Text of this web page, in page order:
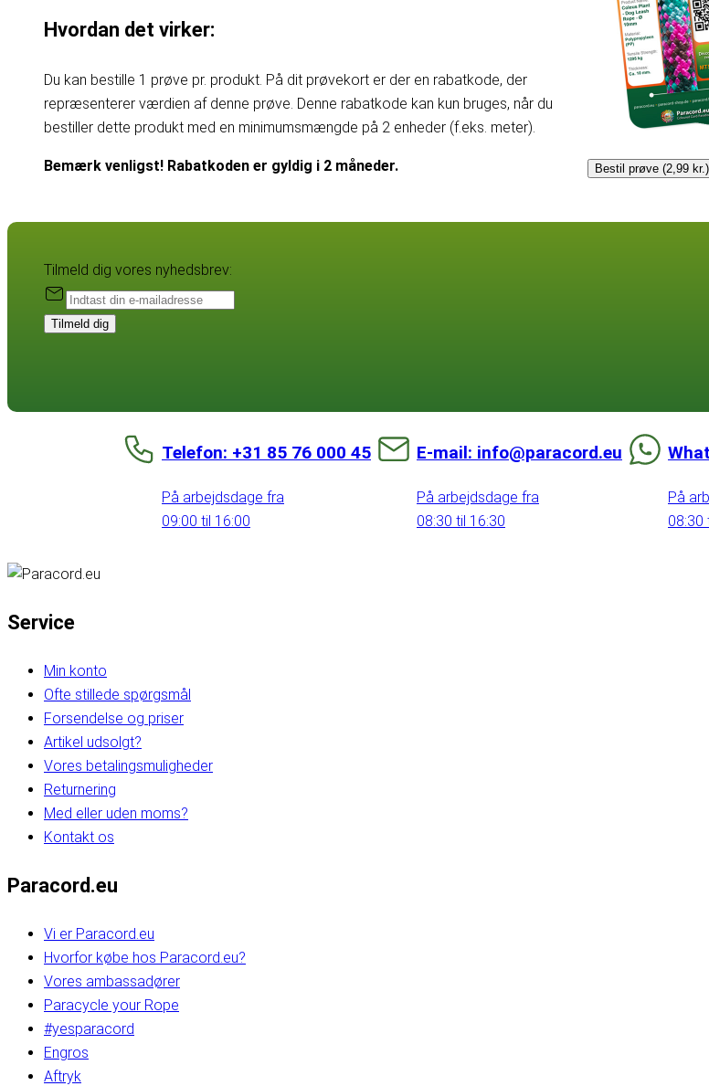
Hvordan det virker:
Du kan bestille 1 prøve pr. produkt. På dit prøvekort er der en rabatkode, der
repræsenterer værdien af denne prøve. Denne rabatkode kan kun bruges, når du
bestiller dette produkt med en minimumsmængde på 2 enheder (f.eks. meter).
Bemærk venligst! Rabatkoden er gyldig i 2 måneder. Bestil prøve (2,99 kr.)
Tilmeld dig vores nyhedsbrev:
Tilmeld dig
Telefon: +31 85 76 000 45
På arbejdsdage fra
09:00 til 16:00
E-mail: info@paracord.eu
På arbejdsdage fra
08:30 til 16:30
På
08:30
Service
Min konto
Ofte stillede spørgsmål
Forsendelse og priser
Artikel udsolgt?
Vores betalingsmuligheder
Returnering
Med eller uden moms?
Kontakt os
Paracord.eu
Vi er Paracord.eu
Hvorfor købe hos Paracord.eu?
Vores ambassadører
Paracycle your Rope
#yesparacord
Engros
Aftryk